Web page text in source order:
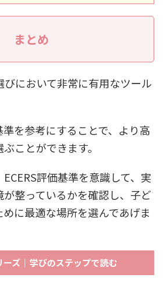
まとめ
びにおいて非常に有用なツール
を参考にすることで、より高
ことができます。
評価基準を意識して、実
整っているかを確認し、子ど
に最適な場所を選んであげま
ーズ｜学びのステップで読む